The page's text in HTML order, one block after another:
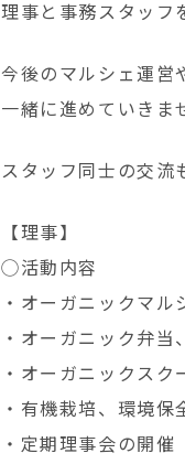
理事と事務スタッフ
今後のマルシェ運営
一緒に進めていきま
スタッフ同士の交流
【理事】
◯活動内容
・オーガニックマ
・オーガニック弁当
・オーガニックスク
・有機栽培、環境
・定期理事会の開催